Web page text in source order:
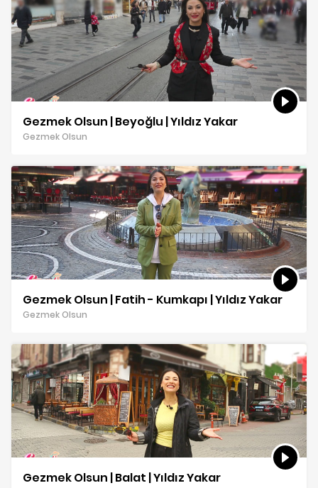
Gezmek Olsun | Beyoğlu | Yıldız Yakar
Gezmek Olsun
Gezmek Olsun | Fatih - Kumkapı | Yıldız Yakar
Gezmek Olsun
Gezmek Olsun | Balat | Yıldız Yakar